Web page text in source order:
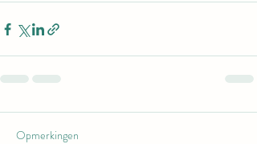
Opmerkingen